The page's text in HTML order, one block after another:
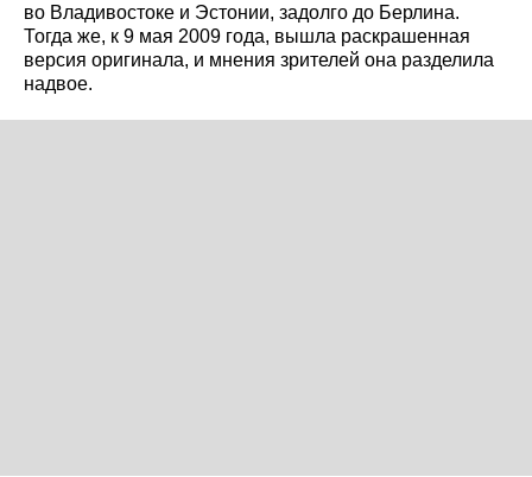
во Владивостоке и Эстонии, задолго до Берлина.
Тогда же, к 9 мая 2009 года, вышла раскрашенная
версия оригинала, и мнения зрителей она разделила
надвое.